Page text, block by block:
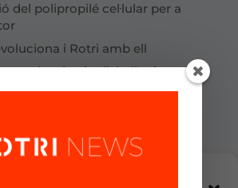
del polipropilé cel·lular per a
i Rotri amb ell
de niu d’abella, és
millor redueix costos